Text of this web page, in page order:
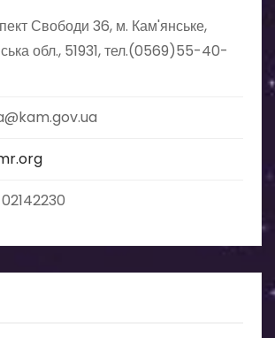
Свободи 36, м. Кам'янське,
обл., 51931, тел.(0569)55-40-